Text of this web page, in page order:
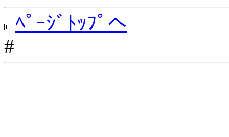
ﾍﾟｰｼﾞﾄｯﾌﾟへ
#